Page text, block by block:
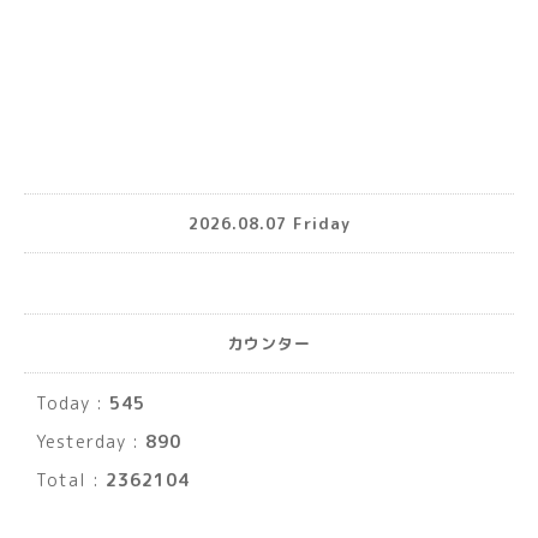
2026.08.07 Friday
カウンター
Today : 545
Yesterday : 890
Total : 2362104